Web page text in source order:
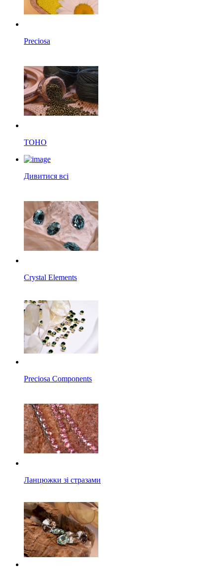
Preciosa
TOHO
Дивитися всі
Crystal Elements
Preciosa Components
Ланцюжки зі стразами